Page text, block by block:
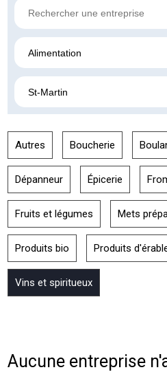
Alimentation
St-Martin
Autres Boucherie
Dépanneur Épicerie
Fruits et légumes Mets
Produits bio Produits
Vins et spiritueux
Aucune entreprise